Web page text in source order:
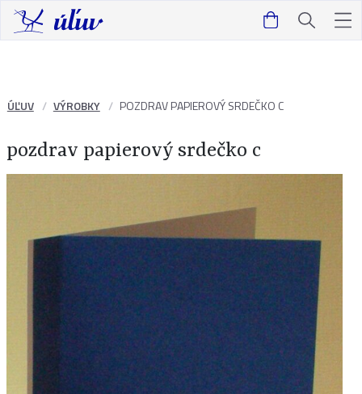
ÚĽUV VÝROBKY POZDRAV PAPIEROVÝ SRDEČKO C
pozdrav papierový srdečko c